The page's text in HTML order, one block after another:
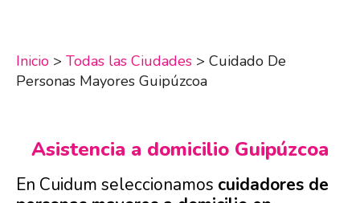
Inicio > Todas las Ciudades > Cuidado De
Personas Mayores Guipúzcoa
Asistencia a domicilio Guipúzcoa
En Cuidum seleccionamos cuidadores de